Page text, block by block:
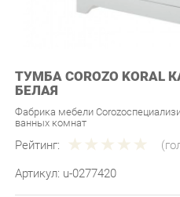
ТУМБА COROZO KORAL
БЕЛАЯ
Фабрика мебели
Рейтинг:
Артикул: u-0277420
Продавец: